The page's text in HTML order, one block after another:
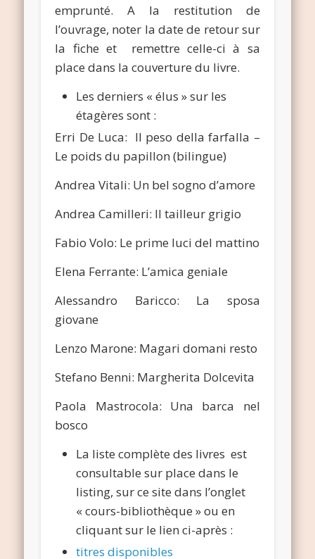
emprunté. A la restitution de
l’ouvrage, noter la date de retour sur
la fiche et remettre celle-ci à sa
place dans la couverture du livre.
Les derniers « élus » sur les
étagères sont :
Erri De Luca: Il peso della farfalla –
Le poids du papillon (bilingue)
Andrea Vitali: Un bel sogno d’amore
Andrea Camilleri: Il tailleur grigio
Fabio Volo: Le prime luci del mattino
Elena Ferrante: L’amica geniale
Alessandro Baricco: La sposa
giovane
Lenzo Marone: Magari domani resto
Stefano Benni: Margherita Dolcevita
Paola Mastrocola: Una barca nel
bosco
La liste complète des livres est
consultable sur place dans le
listing, sur ce site dans l’onglet
« cours-bibliothèque » ou en
cliquant sur le lien ci-après :
titres disponibles